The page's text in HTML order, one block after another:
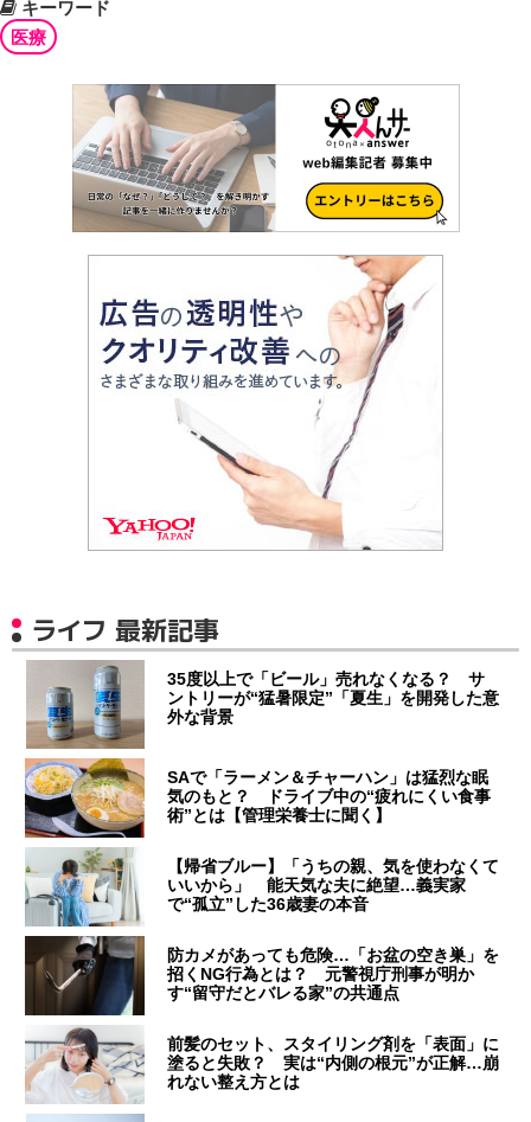
キーワード
医療
ライフ 最新記事
35度以上で「ビール」売れなくなる？ サ
ントリーが“猛暑限定”「夏生」を開発した意
外な背景
SAで「ラーメン＆チャーハン」は猛烈な眠
気のもと？ ドライブ中の“疲れにくい食事
術”とは【管理栄養士に聞く】
【帰省ブルー】「うちの親、気を使わなくて
いいから」 能天気な夫に絶望…義実家
で“孤立”した36歳妻の本音
防カメがあっても危険…「お盆の空き巣」を
招くNG行為とは？ 元警視庁刑事が明か
す“留守だとバレる家”の共通点
前髪のセット、スタイリング剤を「表面」に
塗ると失敗？ 実は“内側の根元”が正解…崩
れない整え方とは